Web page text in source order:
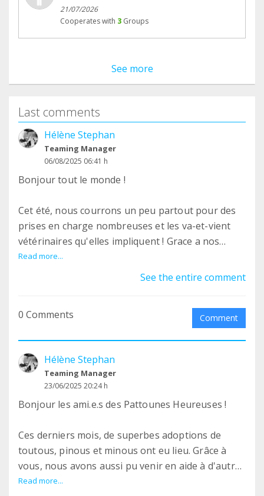
21/07/2026
Cooperates with 3 Groups
See more
Last comments
Hélène Stephan
Teaming Manager
06/08/2025 06:41 h
Bonjour tout le monde !
Cet été, nous courrons un peu partout pour des
prises en charge nombreuses et les va-et-vient
vétérinaires qu'elles impliquent ! Grace a nos
super benevoles, Ralph -un toutou dont l'humain
est hospitalise- a pu rejoindre sa famille d'accueil
Bianca, Pomme, Litchi, et tant d'autres ont rejoint
C'est grâce a vos dons que nous pouvons
subvenir a leurs soins, alors MERCI !
Read more...
See the entire comment
0 Comments Comment
Hélène Stephan
Teaming Manager
23/06/2025 20:24 h
Bonjour les ami.e.s des Pattounes Heureuses !
Ces derniers mois, de superbes adoptions de
toutous, pinous et minous ont eu lieu. Grâce à
vous, nous avons aussi pu venir en aide à d'autres
individus, de passage à nos côtés brièvement, ou
Read more...